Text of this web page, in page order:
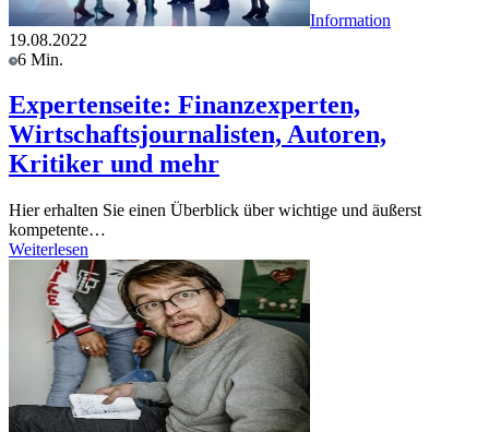
Information
19.08.2022
6 Min.
Expertenseite: Finanzexperten,
Wirtschaftsjournalisten, Autoren,
Kritiker und mehr
Hier erhalten Sie einen Überblick über wichtige und äußerst
kompetente…
Weiterlesen